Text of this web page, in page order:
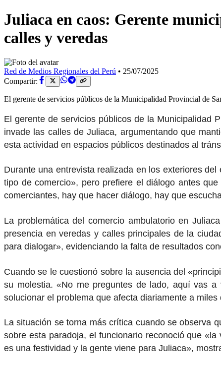
Juliaca en caos: Gerente
calles y veredas
Red de Medios Regionales del Perú • 25/07/2025
Compartir:
El gerente de servicios públicos de la Municipalidad Provincial de
El gerente de servicios públicos de la Municipalidad
invade las calles de Juliaca, argumentando que
esta actividad en espacios públicos destinados al
Durante una entrevista realizada en los exteriores
tipo de comercio», pero prefiere el diálogo antes
comerciantes, hay que hacer diálogo, hay que
La problemática del comercio ambulatorio en
presencia en veredas y calles principales de la
para dialogar», evidenciando la falta de resultados
Cuando se le cuestionó sobre la ausencia del
su molestia. «No me preguntes de lado, aquí vas
solucionar el problema que afecta diariamente a
La situación se torna más crítica cuando se observa
sobre esta paradoja, el funcionario reconoció que
es una festividad y la gente viene para Juliaca»,